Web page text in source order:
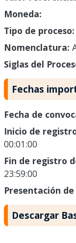
Moneda:
Tipo de proceso:
Nomenclatura:
Siglas del
Fechas
Fecha de
Inicio de
00:01:00
Fin de registro
23:59:00
Presentación
Descargar